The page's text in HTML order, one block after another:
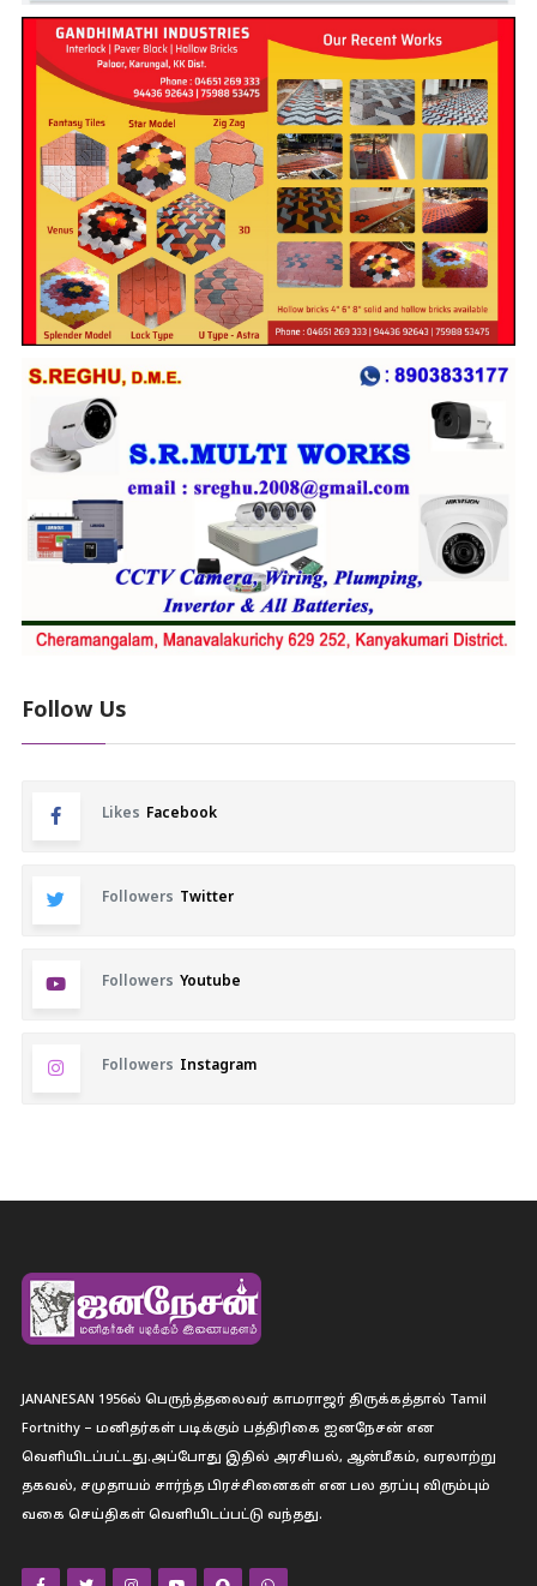
Follow Us
Likes Facebook
Followers Twitter
Followers Youtube
Followers Instagram
JANANESAN 1956ல் பெருந்த்தலைவர் காமராஜர் திருக்கத்தால் Tamil
Fortnithy – மனிதர்கள் படிக்கும் பத்திரிகை ஐனநேசன் என
வெளியிடப்பட்டது.அப்போது இதில் அரசியல், ஆன்மீகம், வரலாற்று
தகவல், சமுதாயம் சார்ந்த பிரச்சினைகள் என பல தரப்பு விரும்பும்
வகை செய்திகள் வெளியிடப்பட்டு வந்தது.